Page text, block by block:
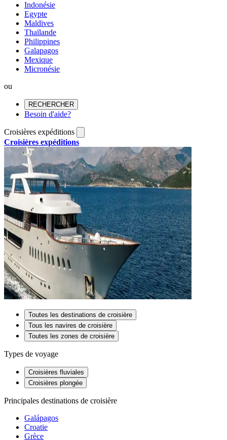
Indonésie
Egypte
Maldives
Thaïlande
Philippines
Galapagos
Mexique
Micronésie
ou
RECHERCHER
Besoin d'aide?
Croisières expéditions
Croisières expéditions
Toutes les destinations de croisière
Tous les navires de croisière
Toutes les zones de croisière
Types de voyage
Croisières fluviales
Croisières plongée
Principales destinations de croisière
Galápagos
Croatie
Grèce